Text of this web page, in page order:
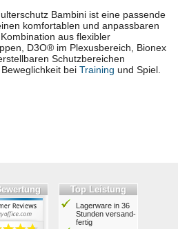
Bambini ist eine passende
komfortablen und anpassbaren
aus flexibler
D3O® im Plexusbereich, Bionex
Schutzbereichen
bei Training und Spiel.
Top Leistung
Lagerware in 36
Stunden ver­sand­
fertig